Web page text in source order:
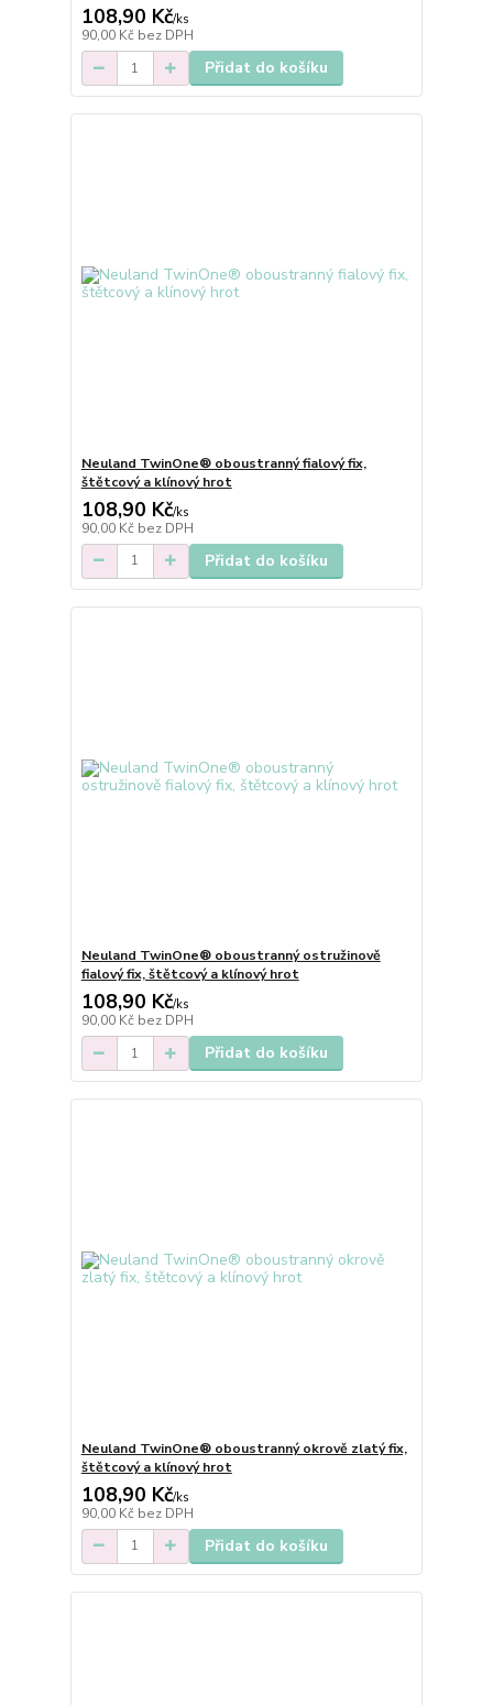
108,90 Kč/ks
90,00 Kč bez DPH
Přidat do košíku
Neuland TwinOne® oboustranný fialový fix,
štětcový a klínový hrot
108,90 Kč/ks
90,00 Kč bez DPH
Přidat do košíku
Neuland TwinOne® oboustranný ostružinově
fialový fix, štětcový a klínový hrot
108,90 Kč/ks
90,00 Kč bez DPH
Přidat do košíku
Neuland TwinOne® oboustranný okrově zlatý fix,
štětcový a klínový hrot
108,90 Kč/ks
90,00 Kč bez DPH
Přidat do košíku